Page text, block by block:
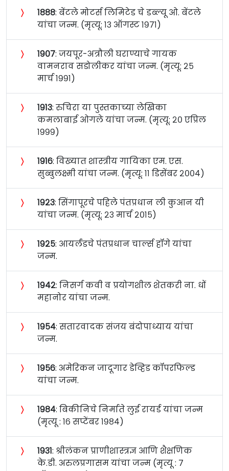
〉 १८८८: बेंटले मोटर्स लिमिटेड चे डब्ल्यू ओ. बेंटले
यांचा जन्म. (मृत्यू: १३ ऑगस्ट १९७१)
〉 १९०७: जयपूर-अत्रौली घराण्याचे गायक
वामनराव सडोलीकर यांचा जन्म. (मृत्यू: २५
मार्च १९९१)
〉 १९१३: रुचिरा या पुस्तकाच्या लेखिका
कमलाबाई ओगले यांचा जन्म. (मृत्यू: २० एप्रिल
१९९९)
〉 १९१६: विख्यात शास्त्रीय गायिका एम. एस.
सुब्बुलक्ष्मी यांचा जन्म. (मृत्यू: ११ डिसेंबर २००४)
〉 १९२३: सिंगापूरचे पहिले पंतप्रधान ली कुआन यी
यांचा जन्म. (मृत्यू: २३ मार्च २०१५)
〉 १९२५: आयर्लंडचे पंतप्रधान चार्ल्स हॉगे यांचा
जन्म.
〉 १९४२: निसर्ग कवी व प्रयोगशील शेतकरी ना. धों
महानोर यांचा जन्म.
〉 १९५४: सतारवादक संजय बंदोपाध्याय यांचा
जन्म.
〉 १९५६: अमेरिकन जादूगार डेव्हिड कॉपरफिल्ड
यांचा जन्म.
〉 १९८४: बिकीनिचे निर्माते लुई रायर्ड यांचा जन्म
(मृत्यू : १६ सप्टेंबर १९८४)
〉 १९३१: श्रीलंकन प्राणीशास्त्रज्ञ आणि शैक्षणिक
के.डी. अरुलप्रगासम यांचा जन्म (मृत्यू : ७